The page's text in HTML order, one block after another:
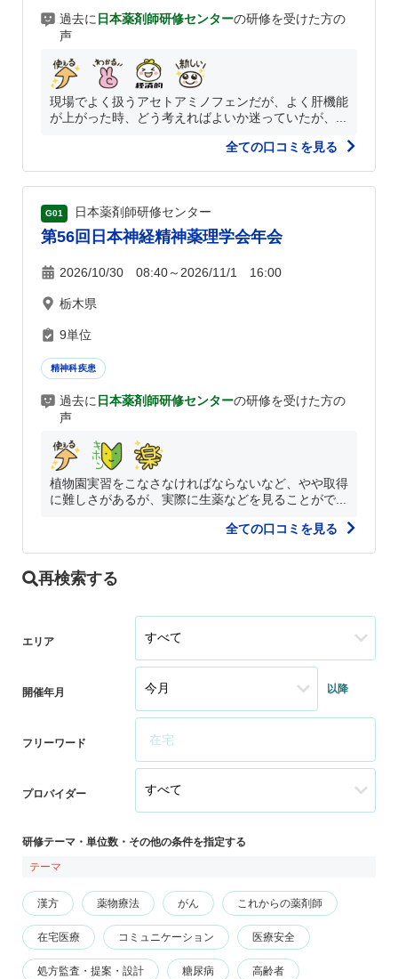
過去に 日本薬剤師研修センターの研修を受けた方の
声
現場でよく扱うアセトアミノフェンだが、よく肝機能
が上がった時、どう考えればよいか迷っていたが、...
全ての口コミを見る
G01 日本薬剤師研修センター
第56回日本神経精神薬理学会年会
2026/10/30 08:40～2026/11/1 16:00
栃木県
9単位
精神科疾患
過去に 日本薬剤師研修センターの研修を受けた方の
声
植物園実習をこなさなければならないなど、やや取得
に難しさがあるが、実際に生薬などを見ることがで...
全ての口コミを見る
再検索する
エリア
開催年月 以降
フリーワード
プロバイダー
研修テーマ・単位数・その他の条件を指定する
テーマ
漢方 薬物療法 がん これからの薬剤師
在宅医療 コミュニケーション 医療安全
処方監査・提案・設計 糖尿病 高齢者